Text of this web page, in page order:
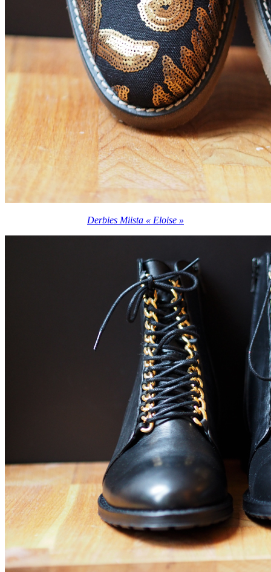
Derbies Miista « Eloise »